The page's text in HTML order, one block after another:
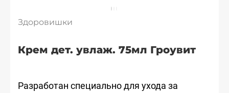
Здоровишки
Крем дет. увлаж. 75мл Гроувит
Разработан специально для ухода за